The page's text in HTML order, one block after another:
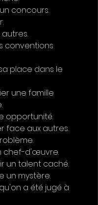
concours.
conventions
place dans le
une famille
opportunité.
face aux autres.
chef-d'œuvre.
un talent caché.
un mystère.
a été jugé à